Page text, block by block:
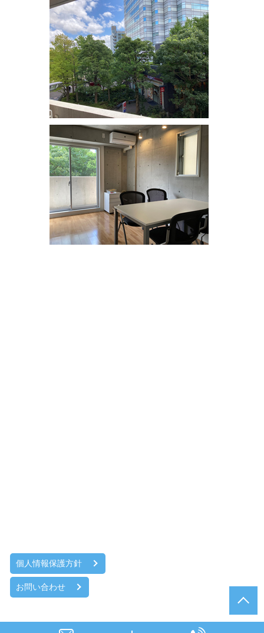
個人情報保護方針
お問い合わせ